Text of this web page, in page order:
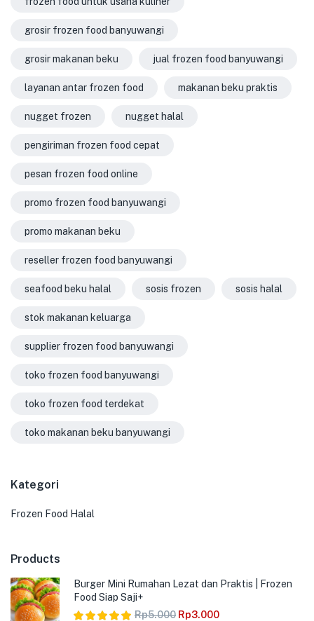
grosir frozen food banyuwangi
grosir makanan beku jual frozen food banyuwangi
layanan antar frozen food makanan beku praktis
nugget frozen nugget halal
pengiriman frozen food cepat
pesan frozen food online
promo frozen food banyuwangi
promo makanan beku
reseller frozen food banyuwangi
seafood beku halal sosis frozen sosis halal
stok makanan keluarga
supplier frozen food banyuwangi
toko frozen food banyuwangi
toko frozen food terdekat
toko makanan beku banyuwangi
Kategori
Frozen Food Halal
Products
Burger Mini Rumahan Lezat dan Praktis | Frozen
Food Siap Saji+
Rp5.000 Rp3.000